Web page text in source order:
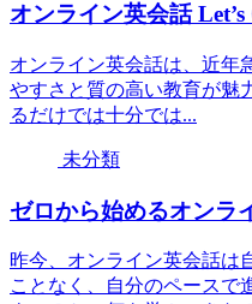
オンライン英会話
オンライン英会話は、近年
やすさと質の高い教育が魅
るだけでは十分では...
未分類
ゼロから始めるオンラ
昨今、オンライン英会話は
ことなく、自分のペースで